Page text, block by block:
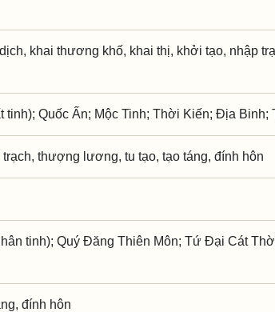
khai thương khố, khai thị, khởi tạo, nhập
tinh); Quốc Ấn; Mộc Tinh; Thời Kiến; Địa Binh;
thượng lương, tu tạo, tạo táng, đính hôn
tinh); Quý Đăng Thiên Môn; Tứ Đại Cát
đính hôn